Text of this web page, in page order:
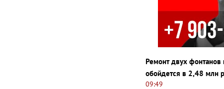
Ремонт двух фонтанов
обойдется в 2,48 млн
09:49